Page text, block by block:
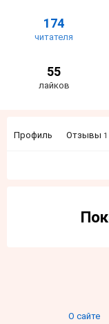
174
читателя
55
лайков
Профиль Отзывы 1
О сайте